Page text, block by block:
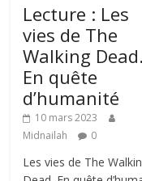
Lecture : Les
vies de The
Walking Dead.
En quête
d’humanité
10 mars 2023
Midnailah
0
Les vies de The